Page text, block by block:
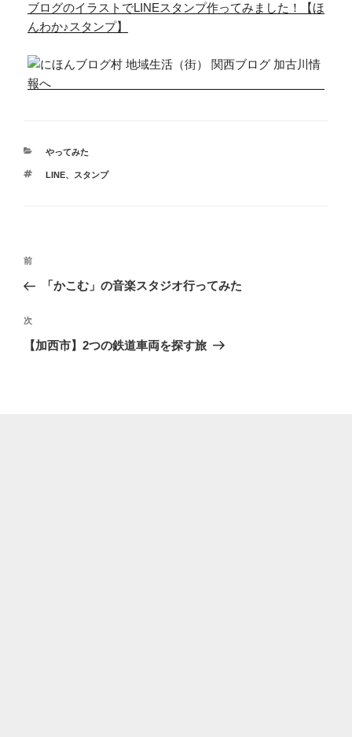
ブログのイラストでLINEスタンプ作ってみました！【ほ
んわか♪スタンプ】
カ
ゴ
やってみた
タ
LINE、 スタンプ
投
ナ
ビ
ゲ
前
の
稿
前
「かこむ」の音楽スタジオ行ってみた
次
の
次
【加西市】2つの鉄道車両を探す旅